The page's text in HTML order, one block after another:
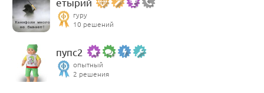
гуру
10 решений
пупс2
опытный
2 решения